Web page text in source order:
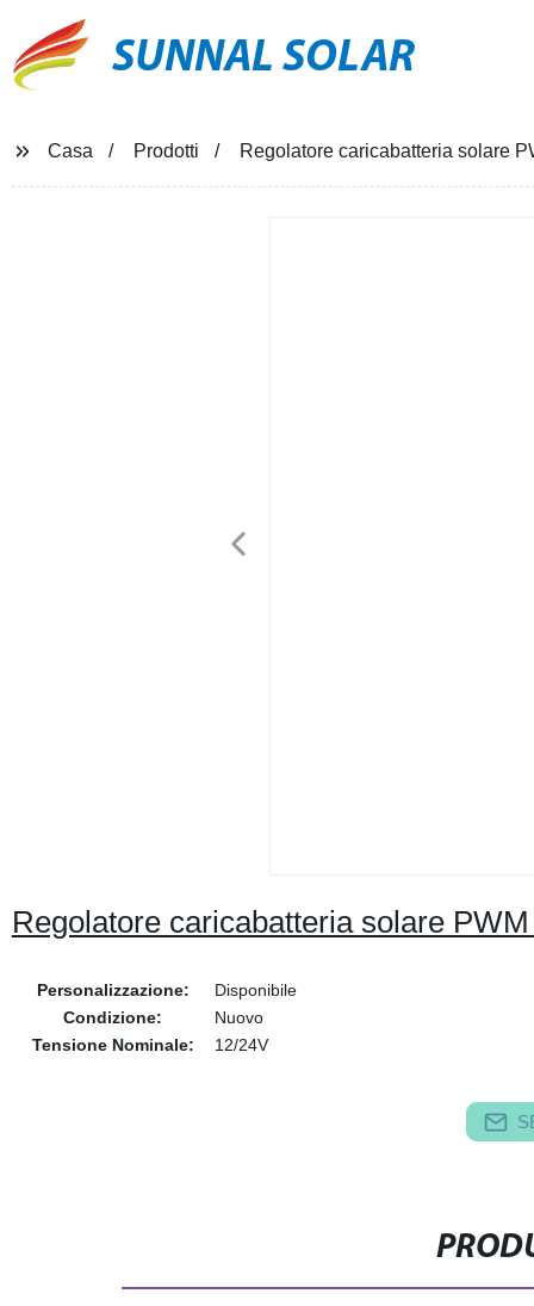
SUNNAL SOLAR
Casa Prodotti Regolatore caricabatteria solare
Regolatore caricabatteria solare
Personalizzazione:
Disponibile
Condizione:
Nuovo
Tensione Nominale:
12/24V